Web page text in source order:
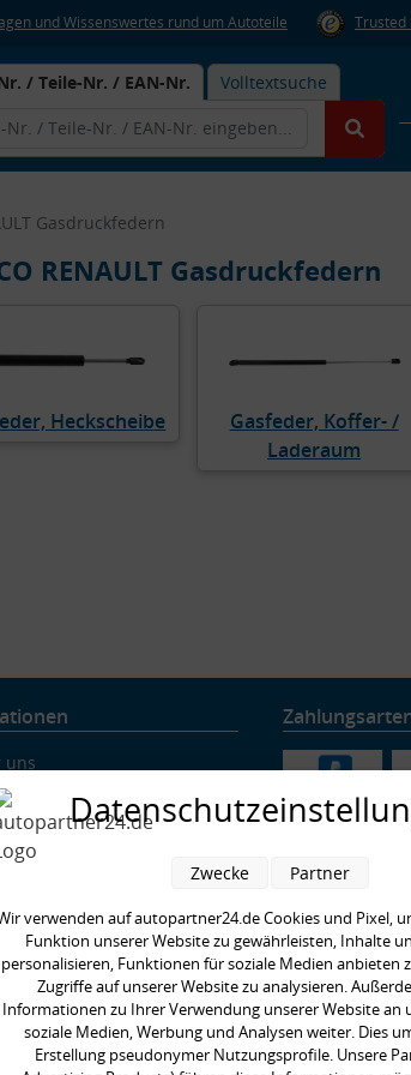
und Wissenswertes rund um Autoteile Trusted
/ Teile-Nr. / EAN-Nr. Volltextsuche
Gasdruckfedern
RENAULT Gasdruckfedern
Heckscheibe
Gasfeder, Koffer- /
Laderaum
uns
& Versand
zur Barrierefreiheit
Partner
gestellte Fragen
rund um Querlenker
rund ums Fahrwerk
rund ums Radlager
verwenden auf autopartner24.de Cookies und Pixel,
Funktion unserer Website zu gewährleisten, Inhalte
personalisieren, Funktionen für soziale Medien anbieten
Zugriffe auf unserer Website zu analysieren.
Informationen zu Ihrer Verwendung unserer Website an
soziale Medien, Werbung und Analysen weiter. Dies
Erstellung pseudonymer Nutzungsprofile. Unsere
Zwecke Partner